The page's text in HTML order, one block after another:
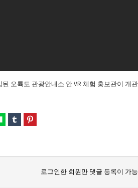
된 오륙도 관광안내소 안 VR 체험 홍보관이 개
로그인한 회원만 댓글 등록이 가